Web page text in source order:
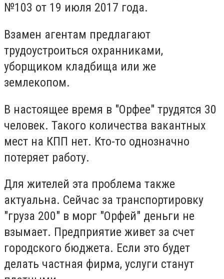
№103 от 19 июля 2017 года.
Взамен агентам предлагают
трудоустроиться охранниками,
уборщиком кладбища или же
землекопом.
В настоящее время в "Орфее" трудятся 30
человек. Такого количества вакантных
мест на КПП нет. Кто-то однозначно
потеряет работу.
Для жителей эта проблема также
актуальна. Сейчас за транспортировку
"груза 200" в морг "Орфей" деньги не
взымает. Предприятие живет за счет
городского бюджета. Если это будет
делать частная фирма, услуги станут